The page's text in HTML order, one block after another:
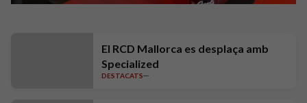
El RCD Mallorca es desplaça amb
Specialized
DESTACATS